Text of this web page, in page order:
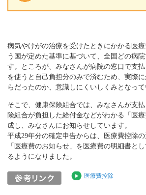
病気やけがの治療を受けたときにかかる医
う国が定めた基準に基づいて、全国どの病
す。ところが、みなさんが病院の窓口で支
を使うと自己負担分のみで済むため、実際
らだったのか、意識しにくいしくみとなって
そこで、健康保険組合では、みなさんが支
険組合が負担した給付金などがわかる「医
成し、みなさんにお知らせしています。
平成29年分の確定申告からは、医療費控除の
「医療費のお知らせ」を医療費の明細書と
るようになりました。
医療費控除